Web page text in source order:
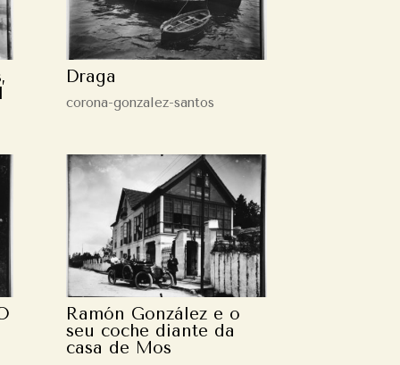
Draga
corona-gonzalez-santos
Ramón González e o
seu coche diante da
casa de Mos